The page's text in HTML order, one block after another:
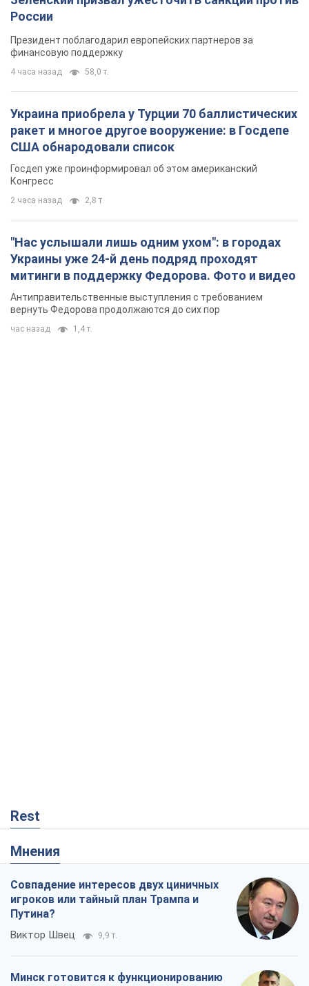
России
Президент поблагодарил европейских партнеров за
финансовую поддержку
4 часа назад 58,0 т.
Украина приобрела у Турции 70 баллистических
ракет и многое другое вооружение: в Госдепе
США обнародовали список
Госдеп уже проинформировал об этом американский
Конгресс
2 часа назад 2,8 т.
"Нас услышали лишь одним ухом": в городах
Украины уже 24-й день подряд проходят
митинги в поддержку Федорова. Фото и видео
Антиправительственные выступления с требованием
вернуть Федорова продолжаются до сих пор
час назад 1,4 т.
Rest
Мнения
Совпадение интересов двух циничных
игроков или тайный план Трампа и
Путина?
Виктор Швец 9,9 т.
Минск готовится к функционированию